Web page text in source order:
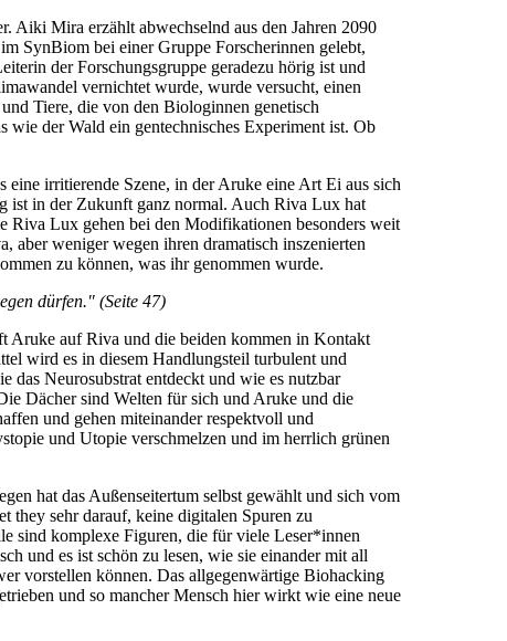
Aiki Mira erzählt abwechselnd aus den Jahren 2090
SynBiom bei einer Gruppe Forscherinnen gelebt,
der Forschungsgruppe geradezu hörig ist und
vernichtet wurde, wurde versucht, einen
Tiere, die von den Biologinnen genetisch
wie der Wald ein gentechnisches Experiment ist. Ob
irritierende Szene, in der Aruke eine Art Ei aus sich
ist in der Zukunft ganz normal. Auch Riva Lux hat
Riva Lux gehen bei den Modifikationen besonders weit
aber weniger wegen ihren dramatisch inszenierten
zu können, was ihr genommen wurde.
dürfen." (Seite 47)
Aruke auf Riva und die beiden kommen in Kontakt
wird es in diesem Handlungsteil turbulent und
das Neurosubstrat entdeckt und wie es nutzbar
Dächer sind Welten für sich und Aruke und die
und gehen miteinander respektvoll und
und Utopie verschmelzen und im herrlich grünen
hat das Außenseitertum selbst gewählt und sich vom
they sehr darauf, keine digitalen Spuren zu
sind komplexe Figuren, die für viele Leser*innen
und es ist schön zu lesen, wie sie einander mit all
vorstellen können. Das allgegenwärtige Biohacking
und so mancher Mensch hier wirkt wie eine neue